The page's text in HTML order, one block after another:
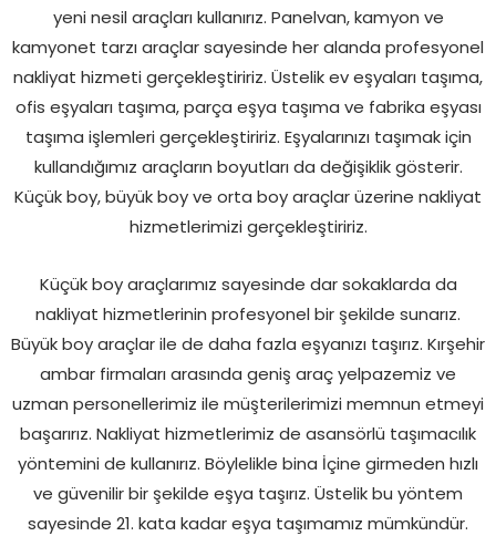
yeni nesil araçları kullanırız. Panelvan, kamyon ve
kamyonet tarzı araçlar sayesinde her alanda profesyonel
nakliyat hizmeti gerçekleştiririz. Üstelik ev eşyaları taşıma,
ofis eşyaları taşıma, parça eşya taşıma ve fabrika eşyası
taşıma işlemleri gerçekleştiririz. Eşyalarınızı taşımak için
kullandığımız araçların boyutları da değişiklik gösterir.
Küçük boy, büyük boy ve orta boy araçlar üzerine nakliyat
hizmetlerimizi gerçekleştiririz.
Küçük boy araçlarımız sayesinde dar sokaklarda da
nakliyat hizmetlerinin profesyonel bir şekilde sunarız.
Büyük boy araçlar ile de daha fazla eşyanızı taşırız. Kırşehir
ambar firmaları arasında geniş araç yelpazemiz ve
uzman personellerimiz ile müşterilerimizi memnun etmeyi
başarırız. Nakliyat hizmetlerimiz de asansörlü taşımacılık
yöntemini de kullanırız. Böylelikle bina İçine girmeden hızlı
ve güvenilir bir şekilde eşya taşırız. Üstelik bu yöntem
sayesinde 21. kata kadar eşya taşımamız mümkündür.